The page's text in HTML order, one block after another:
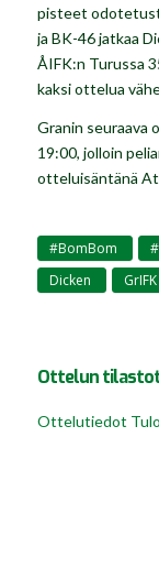
pisteet
ja BK-46 jatkaa
ÅIFK:n Turussa
kaksi ottelua
Granin seuraava
19:00, jolloin
otteluisäntänä
#BomBom
Dicken GrIFK
Ottelun
Ottelutiedot